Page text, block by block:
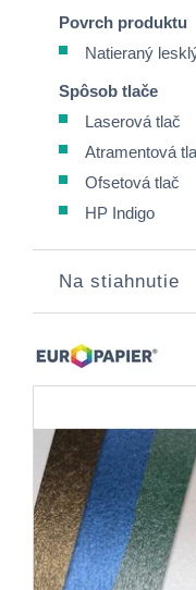
Povrch produktu
Natieraný
Spôsob tlače
Laserová tlač
Atramentová
Ofsetová tlač
HP Indigo
Na stiahnutie